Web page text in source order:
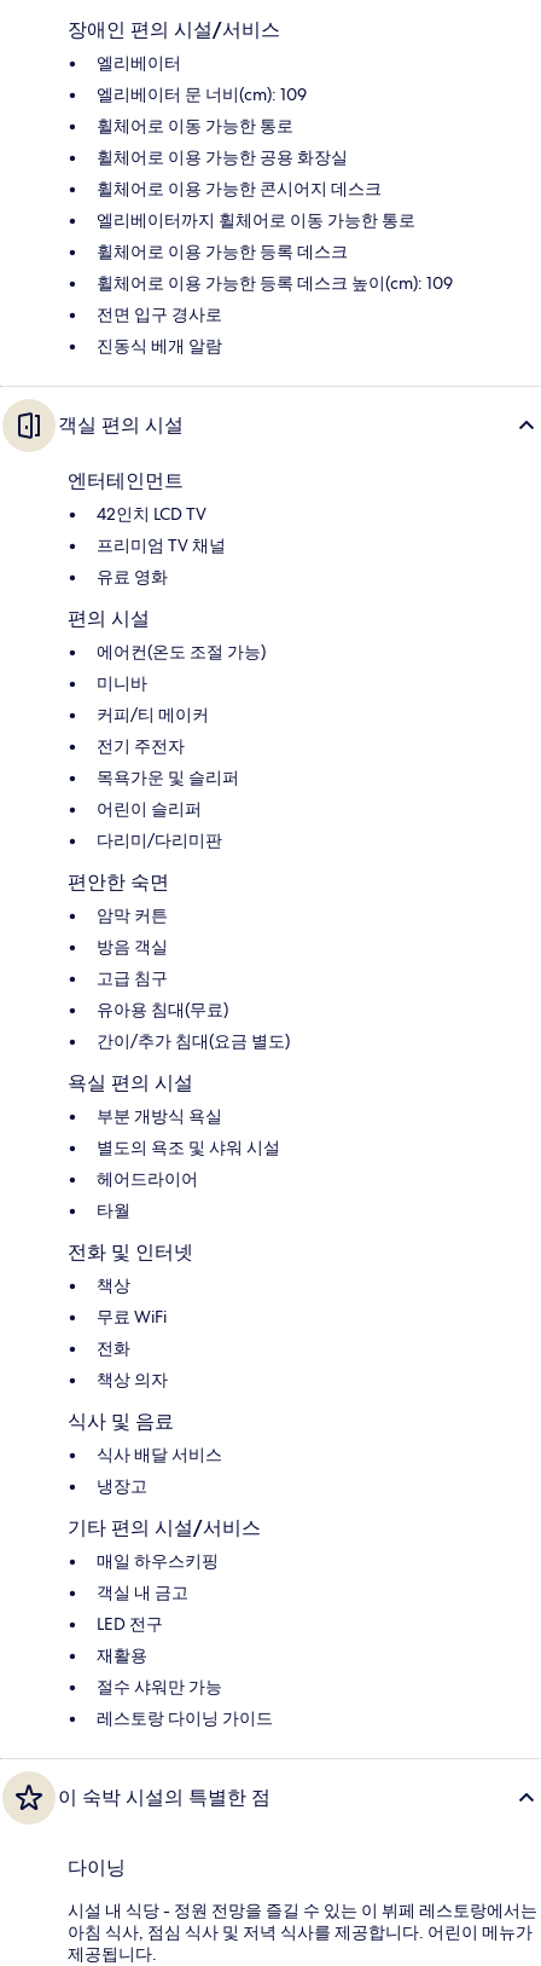
장애인 편의 시설/서비스
엘리베이터
엘리베이터 문 너비(cm): 109
휠체어로 이동 가능한 통로
휠체어로 이용 가능한 공용 화장실
휠체어로 이용 가능한 콘시어지 데스크
엘리베이터까지 휠체어로 이동 가능한 통로
휠체어로 이용 가능한 등록 데스크
휠체어로 이용 가능한 등록 데스크 높이(cm): 109
전면 입구 경사로
진동식 베개 알람
객실 편의 시설
엔터테인먼트
42인치 LCD TV
프리미엄 TV 채널
유료 영화
편의 시설
에어컨(온도 조절 가능)
미니바
커피/티 메이커
전기 주전자
목욕가운 및 슬리퍼
어린이 슬리퍼
다리미/다리미판
편안한 숙면
암막 커튼
방음 객실
고급 침구
유아용 침대(무료)
간이/추가 침대(요금 별도)
욕실 편의 시설
부분 개방식 욕실
별도의 욕조 및 샤워 시설
헤어드라이어
타월
전화 및 인터넷
책상
무료 WiFi
전화
책상 의자
식사 및 음료
식사 배달 서비스
냉장고
기타 편의 시설/서비스
매일 하우스키핑
객실 내 금고
LED 전구
재활용
절수 샤워만 가능
레스토랑 다이닝 가이드
이 숙박 시설의 특별한 점
다이닝
시설 내 식당 - 정원 전망을 즐길 수 있는 이 뷔페 레스토랑에서는
아침 식사, 점심 식사 및 저녁 식사를 제공합니다. 어린이 메뉴가
제공됩니다.